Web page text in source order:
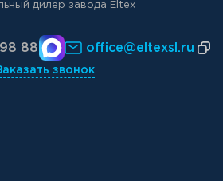
дилер завода Eltex
88
звонок
office@eltexsl.ru